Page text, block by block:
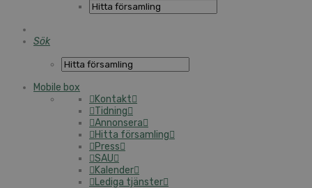
Sök
Mobile box
Kontakt
Tidning
Annonsera
Hitta församling
Press
SAU
Kalender
Lediga tjänster